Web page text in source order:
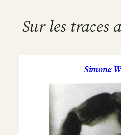
Sur les traces
Simone